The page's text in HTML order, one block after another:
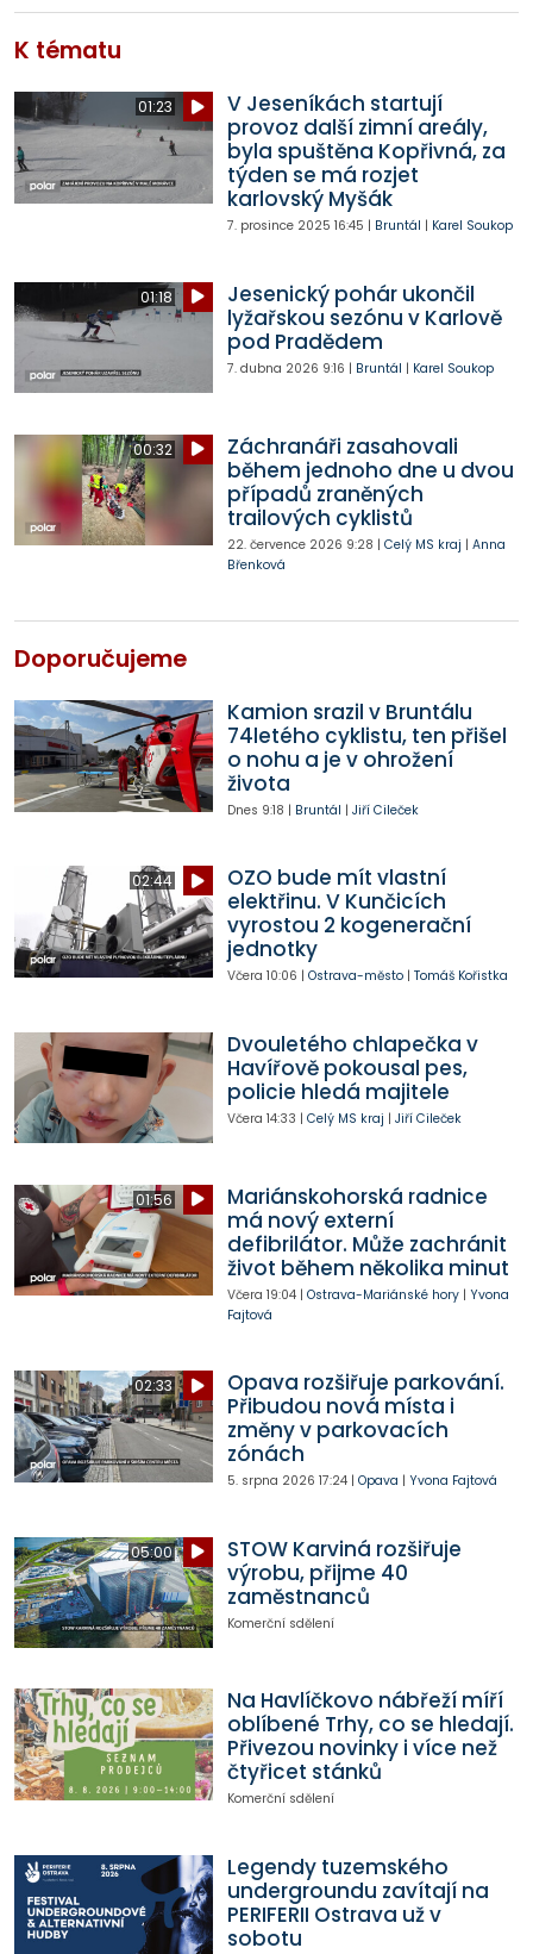
K tématu
01:23
V Jeseníkách startují
provoz další zimní areály,
byla spuštěna Kopřivná, za
týden se má rozjet
karlovský Myšák
7. prosince 2025 16:45 | Bruntál | Karel Soukop
01:18
Jesenický pohár ukončil
lyžařskou sezónu v Karlově
pod Pradědem
7. dubna 2026 9:16 | Bruntál | Karel Soukop
00:32
Záchranáři zasahovali
během jednoho dne u dvou
případů zraněných
trailových cyklistů
22. července 2026 9:28 | Celý MS kraj | Anna
Břenková
Doporučujeme
Kamion srazil v Bruntálu
74letého cyklistu, ten přišel
o nohu a je v ohrožení
života
Dnes 9:18 | Bruntál | Jiří Cileček
02:44
OZO bude mít vlastní
elektřinu. V Kunčicích
vyrostou 2 kogenerační
jednotky
Včera 10:06 | Ostrava-město| Tomáš Kořistka
Dvouletého chlapečka v
Havířově pokousal pes,
policie hledá majitele
Včera 14:33 | Celý MS kraj | Jiří Cileček
01:56
Mariánskohorská radnice
má nový externí
defibrilátor. Může zachránit
život během několika minut
Včera 19:04| Ostrava-Mariánské hory| Yvona
Fajtová
02:33
Opava rozšiřuje parkování.
Přibudou nová místa i
změny v parkovacích
zónách
5. srpna 2026 17:24| Opava | Yvona Fajtová
05:00
STOW Karviná rozšiřuje
výrobu, přijme 40
zaměstnanců
Komerční sdělení
Na Havlíčkovo nábřeží míří
oblíbené Trhy, co se hledají.
Přivezou novinky i více než
čtyřicet stánků
Komerční sdělení
Legendy tuzemského
undergroundu zavítají na
PERIFERII Ostrava už v
sobotu